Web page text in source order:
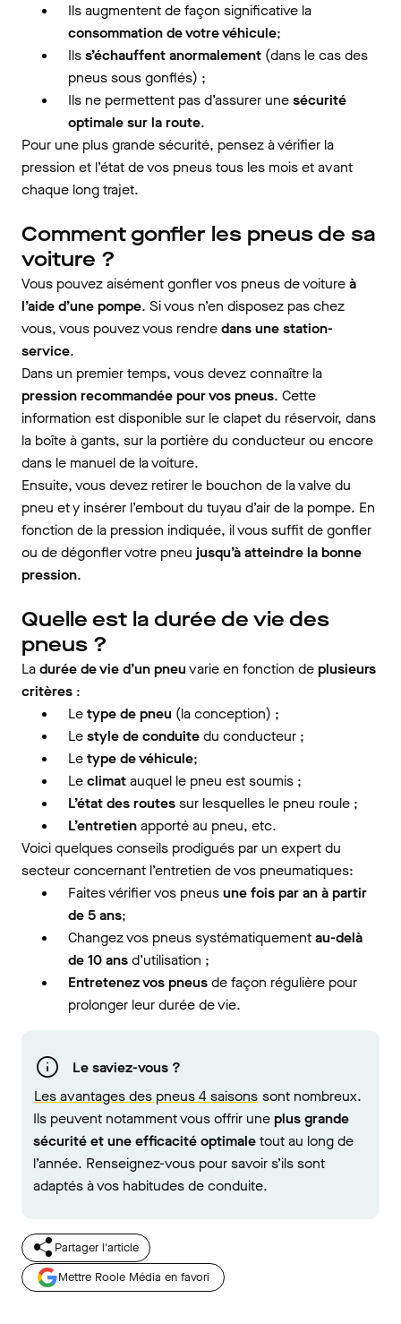
Ils augmentent de façon significative la
consommation de votre véhicule;
Ilss’échauffent anormalement (dans le cas des
pneus sous gonflés) ;
Ils ne permettent pas d’assurer unesécurité
optimale sur la route.
Pour une plus grande sécurité, pensez à vérifier la
pression et l’état de vos pneus tous les mois et avant
chaque long trajet.
Comment gonfler les pneus de sa
voiture ?
Vous pouvez aisément gonfler vos pneus de voitureà
l’aide d’une pompe. Si vous n’en disposez pas chez
vous, vous pouvez vous rendredans une station-
service.
Dans un premier temps, vous devez connaître la
pression recommandée pour vos pneus. Cette
information est disponible sur le clapet du réservoir, dans
la boîte à gants, sur la portière du conducteur ou encore
dans le manuel de la voiture.
Ensuite, vous devez retirer le bouchon de la valve du
pneu et y insérer l’embout du tuyau d’air de la pompe. En
fonction de la pression indiquée, il vous suffit de gonfler
ou de dégonfler votre pneu jusqu’à atteindre la bonne
pression.
Quelle est la durée de vie des
pneus ?
Ladurée de vie d’un pneuvarie en fonction deplusieurs
critères :
Letype de pneu (la conception) ;
Lestyle de conduitedu conducteur ;
Letype de véhicule;
Leclimatauquel le pneu est soumis ;
L’état des routessur lesquelles le pneu roule ;
L’entretienapporté au pneu, etc.
Voici quelques conseils prodigués par un expert du
secteur concernant l’entretien de vos pneumatiques:
Faites vérifier vos pneusune fois par an à partir
de 5 ans;
Changez vos pneus systématiquementau-delà
de 10 ansd’utilisation ;
Entretenez vos pneusde façon régulière pour
prolonger leur durée de vie.
Le saviez-vous ?
Les avantages des pneus 4 saisons sont nombreux.
Ils peuvent notamment vous offrir uneplus grande
sécurité et une efficacité optimaletout au long de
l’année. Renseignez-vous pour savoir s’ils sont
adaptés à vos habitudes de conduite.
Partager l'article
Mettre Roole Média en favori